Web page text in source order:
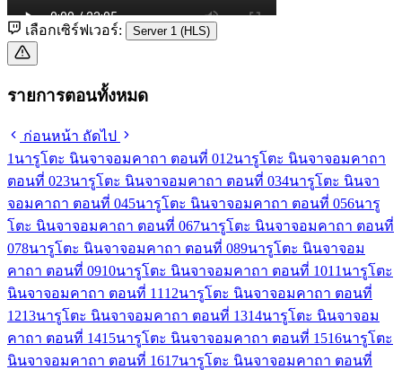
เลือกเซิร์ฟเวอร์: Server 1 (HLS)
รายการตอนทั้งหมด
ก่อนหน้า ถัดไป
1 นารูโตะ นินจาจอมคาถา ตอนที่ 01 2นารูโตะ นินจาจอมคาถา
ตอนที่ 023นารูโตะ นินจาจอมคาถา ตอนที่ 034นารูโตะ นินจา
จอมคาถา ตอนที่ 045นารูโตะ นินจาจอมคาถา ตอนที่ 056นารู
โตะ นินจาจอมคาถา ตอนที่ 067นารูโตะ นินจาจอมคาถา ตอนที่
078นารูโตะ นินจาจอมคาถา ตอนที่ 089นารูโตะ นินจาจอม
คาถา ตอนที่ 0910นารูโตะ นินจาจอมคาถา ตอนที่ 1011 นารูโตะ
นินจาจอมคาถา ตอนที่ 11 12นารูโตะ นินจาจอมคาถา ตอนที่
1213นารูโตะ นินจาจอมคาถา ตอนที่ 1314นารูโตะ นินจาจอม
คาถา ตอนที่ 1415นารูโตะ นินจาจอมคาถา ตอนที่ 1516นารูโตะ
นินจาจอมคาถา ตอนที่ 1617นารูโตะ นินจาจอมคาถา ตอนที่